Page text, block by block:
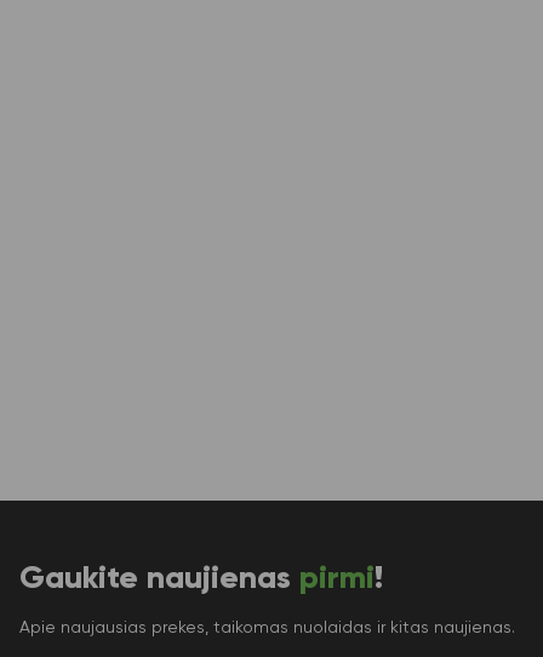
Gaukite naujienas pirmi!
Apie naujausias prekes, taikomas nuolaidas ir kitas naujienas.